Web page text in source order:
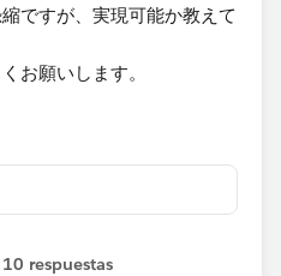
ですが、実現可能か教えて
お願いします。​
10 respuestas